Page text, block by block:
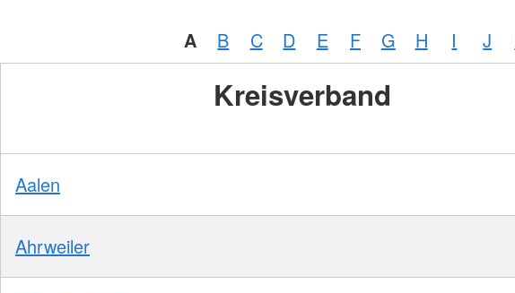
A B C D E F G H I J
Kreisverband
Aalen
Ahrweiler